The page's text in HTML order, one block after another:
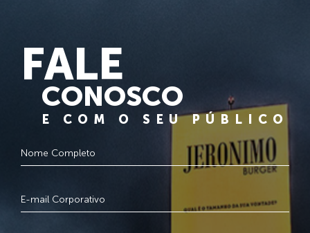
FALE
CONOSCO
E COM O SEU PÚBLICO